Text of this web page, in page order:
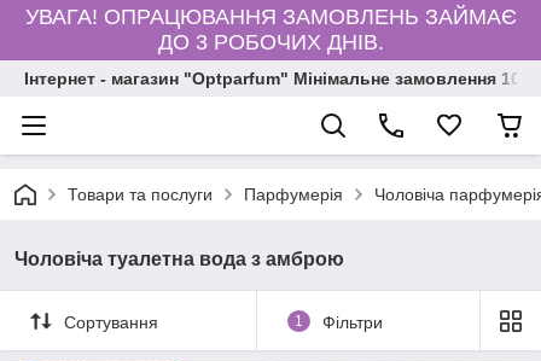
УВАГА! ОПРАЦЮВАННЯ ЗАМОВЛЕНЬ ЗАЙМАЄ
ДО 3 РОБОЧИХ ДНІВ.
Інтернет - магазин "Optparfum" Мінімальне замовлення
Товари та послуги Парфумерія Чоловіча
Чоловіча туалетна вода з амброю
Сортування 1 Фільтри